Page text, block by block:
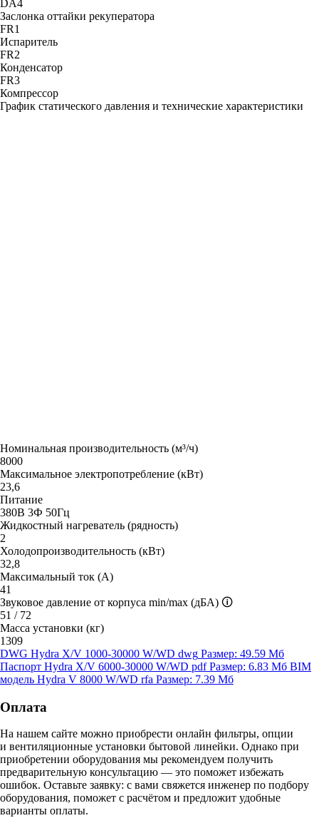
DА4
Заслонка оттайки рекуператора
FR1
Испаритель
FR2
Конденсатор
FR3
Компрессор
График статического давления и технические характеристики
Номинальная производительность (м³/ч)
8000
Максимальное электропотребление (кВт)
23,6
Питание
380В 3Ф 50Гц
Жидкостный нагреватель (рядность)
2
Холодопроизводительность (кВт)
32,8
Максимальный ток (А)
41
Звуковое давление от корпуса min/max (дБА) 🛈
51 / 72
Масса установки (кг)
1309
DWG Hydra X/V 1000-30000 W/WD dwg Размер: 49.59 Мб
Паспорт Hydra X/V 6000-30000 W/WD pdf Размер: 6.83 Мб BIM
модель Hydra V 8000 W/WD rfa Размер: 7.39 Мб
Оплата
На нашем сайте можно приобрести онлайн фильтры, опции
и вентиляционные установки бытовой линейки. Однако при
приобретении оборудования мы рекомендуем получить
предварительную консультацию — это поможет избежать
ошибок. Оставьте заявку: с вами свяжется инженер по подбору
оборудования, поможет с расчётом и предложит удобные
варианты оплаты.